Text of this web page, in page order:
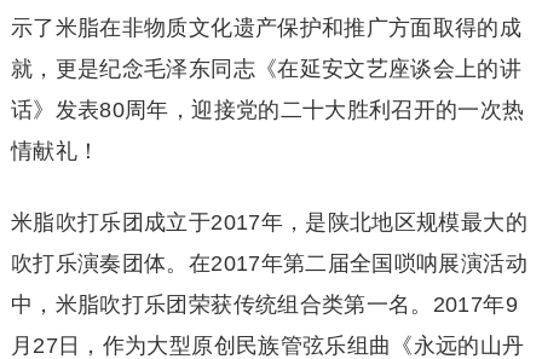
示了米脂在非物质文化遗产保护和推广方面取得的成
就，更是纪念毛泽东同志《在延安文艺座谈会上的讲
话》发表80周年，迎接党的二十大胜利召开的一次热
情献礼！
米脂吹打乐团成立于2017年，是陕北地区规模最大的
吹打乐演奏团体。在2017年第二届全国唢呐展演活动
中，米脂吹打乐团荣获传统组合类第一名。2017年9
月27日，作为大型原创民族管弦乐组曲《永远的山丹